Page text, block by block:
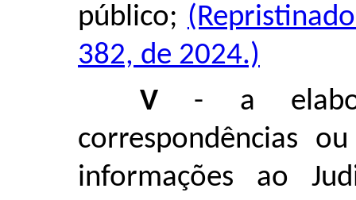
público;
382, de 2024.)
V - a
correspondências
informações ao